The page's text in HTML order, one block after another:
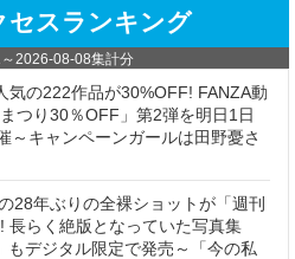
セスランキング
～ 2026-08-08集計分
気の222作品が30%OFF! FANZA動
つり30％OFF」第2弾を明日1日
～キャンペーンガールは田野憂さ
28年ぶりの全裸ショットが「週刊
長らく絶版となっていた写真集
もデジタル限定で発売～「今の私